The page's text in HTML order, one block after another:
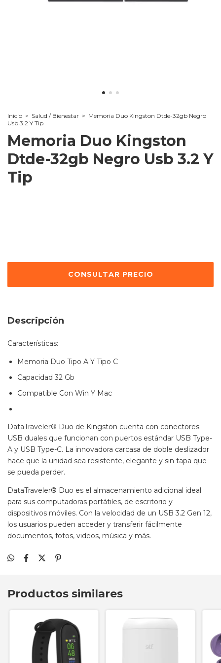
Inicio > Salud / Bienestar > Memoria Duo Kingston Dtde-32gb Negro
Usb 3.2 Y Tip
Memoria Duo Kingston
Dtde-32gb Negro Usb 3.2 Y
Tip
Descripción
Características:
Memoria Duo Tipo A Y Tipo C
Capacidad 32 Gb
Compatible Con Win Y Mac
DataTraveler® Duo de Kingston cuenta con conectores
USB duales que funcionan con puertos estándar USB Type-
A y USB Type-C. La innovadora carcasa de doble deslizador
hace que la unidad sea resistente, elegante y sin tapa que
se pueda perder.
DataTraveler® Duo es el almacenamiento adicional ideal
para sus computadoras portátiles, de escritorio y
dispositivos móviles. Con la velocidad de un USB 3.2 Gen 12,
los usuarios pueden acceder y transferir fácilmente
documentos, fotos, videos, música y más.
Productos similares